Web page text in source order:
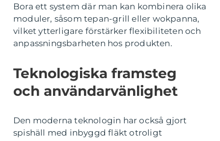
Bora ett system där man kan kombinera olika
moduler, såsom tepan-grill eller wokpanna,
vilket ytterligare förstärker flexibiliteten och
anpassningsbarheten hos produkten.
Teknologiska framsteg
och användarvänlighet
Den moderna teknologin har också gjort
spishäll med inbyggd fläkt otroligt